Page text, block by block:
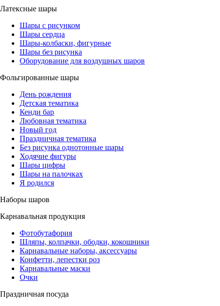
Латексные шары
Шары с рисунком
Шары сердца
Шары-колбаски, фигурные
Шары без рисунка
Оборудование для воздушных шаров
Фольгированные шары
День рождения
Детская тематика
Кенди бар
Любовная тематика
Новый год
Праздничная тематика
Без рисунка однотонные шары
Ходячие фигуры
Шары цифры
Шары на палочках
Я родился
Наборы шаров
Карнавальная продукция
Фотобутафория
Шляпы, колпачки, ободки, кокошники
Карнавальные наборы, аксессуары
Конфетти, лепестки роз
Карнавальные маски
Очки
Праздничная посуда